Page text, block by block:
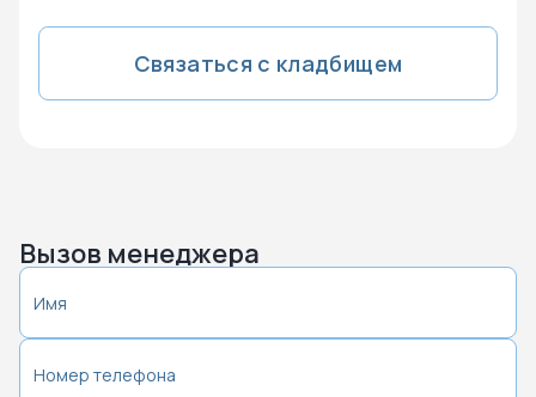
Связаться с кладбищем
Вызов менеджера